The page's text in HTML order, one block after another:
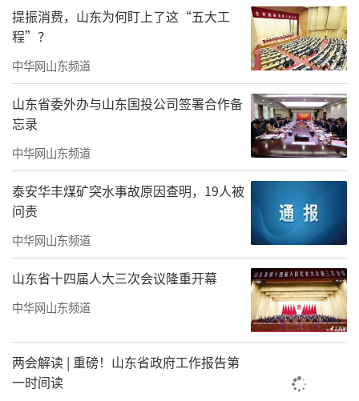
提振消费，山东为何盯上了这“五大工
程”？
中华网山东频道
山东省委外办与山东国投公司签署合作备
忘录
中华网山东频道
泰安华丰煤矿突水事故原因查明，19人被
问责
中华网山东频道
山东省十四届人大三次会议隆重开幕
中华网山东频道
两会解读 | 重磅！山东省政府工作报告第
一时间读